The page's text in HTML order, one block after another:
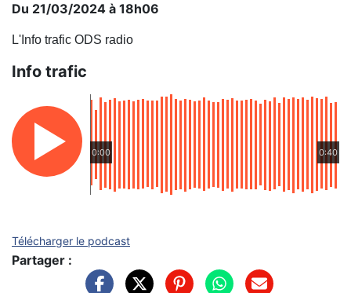
Du 21/03/2024 à 18h06
L'Info trafic ODS radio
Info trafic
0:00 0:40
Télécharger le podcast
Partager :